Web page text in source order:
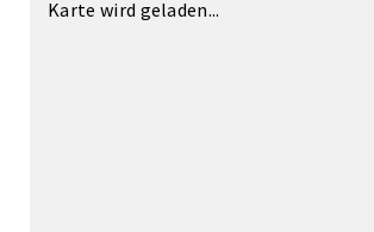
Karte wird geladen...